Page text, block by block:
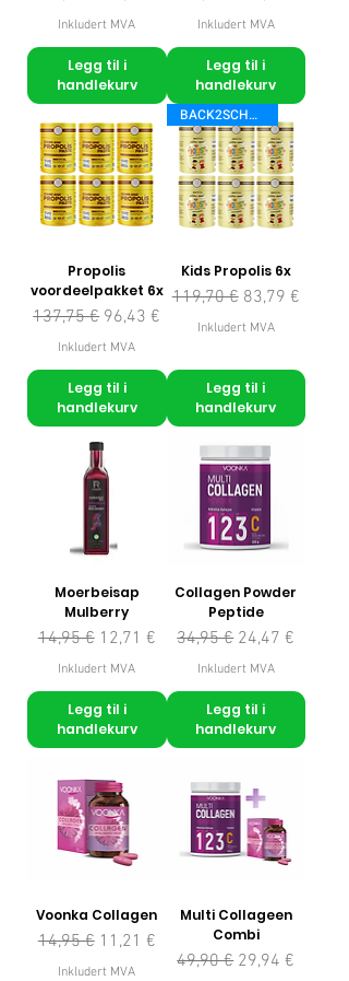
Inkludert MVA
Legg til i
handlekurv
Inkludert MVA
Legg til i
handlekurv
Propolis
voordeelpakket 6x
Vanlig pris
137,75 € Salgspris
96,43 €
Inkludert MVA
Legg til i
handlekurv
BACK2SCHOOL
Kids Propolis 6x
Vanlig pris
119,70 € Salgspris
83,79 €
Inkludert MVA
Legg til i
handlekurv
Moerbeisap
Mulberry
Vanlig pris
14,95 € Salgspris
12,71 €
Inkludert MVA
Legg til i
handlekurv
Collagen Powder
Peptide
Vanlig pris
34,95 € Salgspris
24,47 €
Inkludert MVA
Legg til i
handlekurv
Voonka Collagen
Vanlig pris
14,95 € Salgspris
11,21 €
Inkludert MVA
Multi Collageen
Combi
Vanlig pris
49,90 € Salgspris
29,94 €